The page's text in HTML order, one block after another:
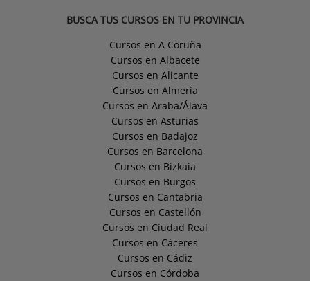
BUSCA TUS CURSOS EN TU PROVINCIA
Cursos en A Coruña
Cursos en Albacete
Cursos en Alicante
Cursos en Almería
Cursos en Araba/Álava
Cursos en Asturias
Cursos en Badajoz
Cursos en Barcelona
Cursos en Bizkaia
Cursos en Burgos
Cursos en Cantabria
Cursos en Castellón
Cursos en Ciudad Real
Cursos en Cáceres
Cursos en Cádiz
Cursos en Córdoba